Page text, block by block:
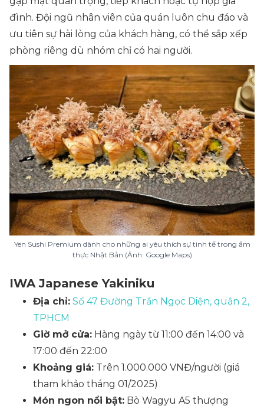
đình. Đội ngũ nhân viên của quán luôn chu đáo và
ưu tiên sự hài lòng của khách hàng, có thể sắp xếp
phòng riêng dù nhóm chỉ có hai người.
Yen Sushi Premium dành cho những ai yêu thích sự tinh tế trong ẩm
thực Nhật Bản (Ảnh: Google Maps)
IWA Japanese Yakiniku
Địa chỉ: Số 47 Đường Trần Ngọc Diện, quận 2,
TPHCM
Giờ mở cửa: Hàng ngày từ 11:00 đến 14:00 và
17:00 đến 22:00
Khoảng giá: Trên 1.000.000 VNĐ/người (giá
tham khảo tháng 01/2025)
Món ngon nổi bật: Bò Wagyu A5 thượng